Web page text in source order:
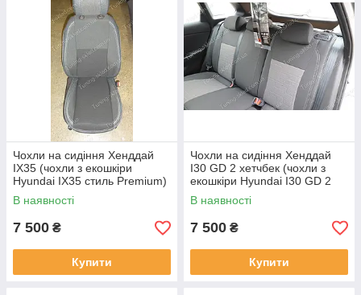
Чохли на сидіння Хенддай
IX35 (чохли з екошкіри
Hyundai IX35 стиль Premium)
В наявності
7 500 ₴
Купити
Чохли на сидіння Хенддай
I30 GD 2 хетчбек (чохли з
екошкіри Hyundai I30 GD 2
стиль Premium)
В наявності
7 500 ₴
Купити